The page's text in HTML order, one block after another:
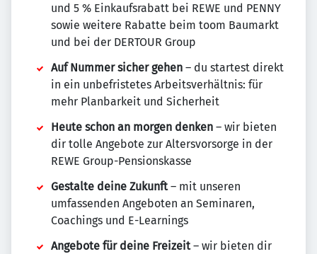
und 5 % Einkaufsrabatt bei REWE und PENNY
sowie weitere Rabatte beim toom Baumarkt
und bei der DERTOUR Group
Auf Nummer sicher gehen – du startest direkt
in ein unbefristetes Arbeitsverhältnis: für
mehr Planbarkeit und Sicherheit
Heute schon an morgen denken – wir bieten
dir tolle Angebote zur Altersvorsorge in der
REWE Group-Pensionskasse
Gestalte deine Zukunft– mit unseren
umfassenden Angeboten an Seminaren,
Coachings und E-Learnings
Angebote für deine Freizeit– wir bieten dir